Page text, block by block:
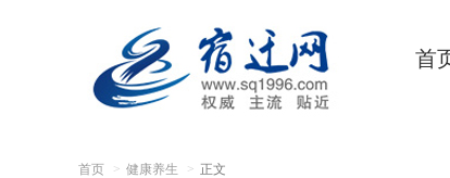
首
首页 健康养生 正文